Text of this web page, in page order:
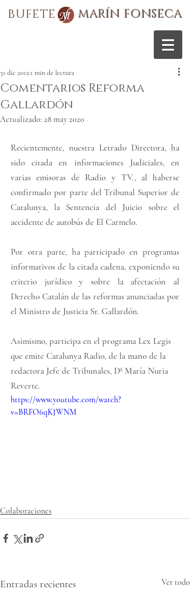
BUFETE MARÍN FONSECA
Comentarios Reforma
Gallardón
31 dic 2012 1 min de lectura
Actualizado: 28 may 2020
Recientemente, nuestra Letrado Directora, ha
sido citada en informaciones Judiciales, en
varias emisoras de Radio y TV., al haberse
confirmado por parte del Tribunal Superior de
Catalunya, la Sentencia del Juicio sobre el
accidente de autobús de El Carmelo.
Por otra parte, ha participado en programas
informativos de la citada cadena, exponiendo su
criterio jurídico y sobre la afectación al
Derecho Catalán de las reformas anunciadas por
el Ministro de Justicia Sr. Gallardón.
Asimismo, participa en el programa Lex Legis
que emite Catalunya Radio, de la mano de la
redactora Jefe de Tribunales, Dª María Nuria
Reverte.
https://www.youtube.com/watch?
v=BRFO6qKJWNM
Colaboraciones
Entradas recientes Ver todo